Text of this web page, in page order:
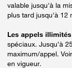
valable jusqu'à la
plus tard jusqu'à 12
Les appels illimités
spéciaux. Jusqu’à
maximum/appel.
en vigueur.